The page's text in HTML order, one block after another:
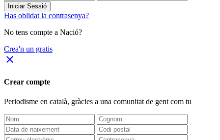
Iniciar Sessió
Has oblidat la contrasenya?
No tens compte a Nació?
Crea'n un gratis
close
Crear compte
Periodisme en català, gràcies a una comunitat de gent com tu